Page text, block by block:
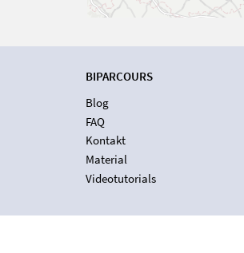
BIPARCOURS
Blog
FAQ
Kontakt
Material
Videotutorials